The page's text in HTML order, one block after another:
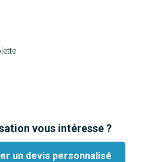
vous intéresse ?
un devis personnalisé